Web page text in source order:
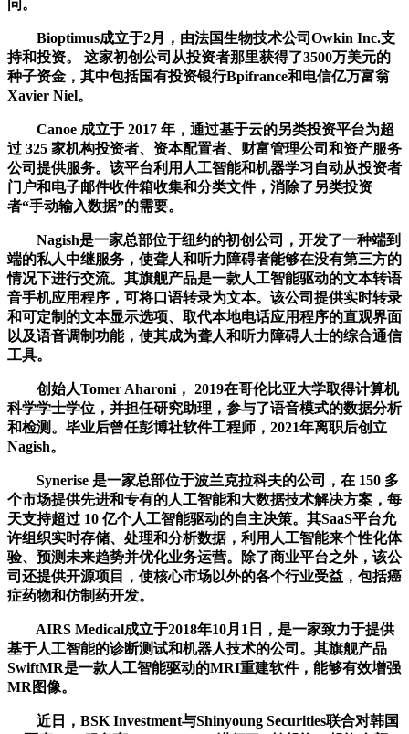
问。
Bioptimus成立于2月，由法国生物技术公司Owkin Inc.支
持和投资。 这家初创公司从投资者那里获得了3500万美元的
种子资金，其中包括国有投资银行Bpifrance和电信亿万富翁
Xavier Niel。
Canoe 成立于 2017 年，通过基于云的另类投资平台为超
过 325 家机构投资者、资本配置者、财富管理公司和资产服务
公司提供服务。该平台利用人工智能和机器学习自动从投资者
门户和电子邮件收件箱收集和分类文件，消除了另类投资
者“手动输入数据”的需要。
Nagish是一家总部位于纽约的初创公司，开发了一种端到
端的私人中继服务，使聋人和听力障碍者能够在没有第三方的
情况下进行交流。其旗舰产品是一款人工智能驱动的文本转语
音手机应用程序，可将口语转录为文本。该公司提供实时转录
和可定制的文本显示选项、取代本地电话应用程序的直观界面
以及语音调制功能，使其成为聋人和听力障碍人士的综合通信
工具。
创始人Tomer Aharoni， 2019在哥伦比亚大学取得计算机
科学学士学位，并担任研究助理，参与了语音模式的数据分析
和检测。毕业后曾任彭博社软件工程师，2021年离职后创立
Nagish。
Synerise 是一家总部位于波兰克拉科夫的公司，在 150 多
个市场提供先进和专有的人工智能和大数据技术解决方案，每
天支持超过 10 亿个人工智能驱动的自主决策。其SaaS平台允
许组织实时存储、处理和分析数据，利用人工智能来个性化体
验、预测未来趋势并优化业务运营。除了商业平台之外，该公
司还提供开源项目，使核心市场以外的各个行业受益，包括癌
症药物和仿制药开发。
AIRS Medical成立于2018年10月1日，是一家致力于提供
基于人工智能的诊断测试和机器人技术的公司。其旗舰产品
SwiftMR是一款人工智能驱动的MRI重建软件，能够有效增强
MR图像。
近日，BSK Investment与Shinyoung Securities联合对韩国